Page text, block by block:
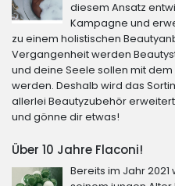
diesem Ansatz
Kampagne und
zu einem holistischen
Vergangenheit werden
und deine Seele sollen mit
werden. Deshalb wird das
allerlei Beautyzubehör
und gönne dir etwas!
Über 10 Jahre Flaconi!
Bereits im Jahr